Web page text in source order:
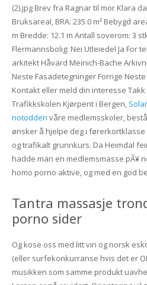
(2).jpg Brev fra Ragnar til mor Klara
Bruksareal, BRA: 235.0 m² Bebygd
m Bredde: 12.1 m Antall soverom: 3
Flermannsbolig: Nei Utleiedel Ja For
arkitekt Håvard Meinich-Bache
Neste Fasadetegninger Forrige
Kontakt eller meld din interesse
Trafikkskolen Kjørpent i Bergen,
notodden våre medlemsskoler,
ønsker å hjelpe deg i førerkortklasse
og trafikalt grunnkurs. Da Heimdal
hadde man en medlemsmasse pÃ¥
homo porno aktive, og med en god
Tantra massasje
porno sider
Og kose oss med litt vin og norsk
(eller surfekonkurranse hvis det er
musikken som samme produkt